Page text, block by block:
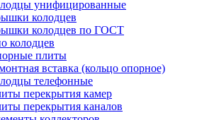
унифицированные
колодцев
колодцев по ГОСТ
колодцев
плиты
вставка (кольцо опорное)
телефонные
перекрытия камер
перекрытия каналов